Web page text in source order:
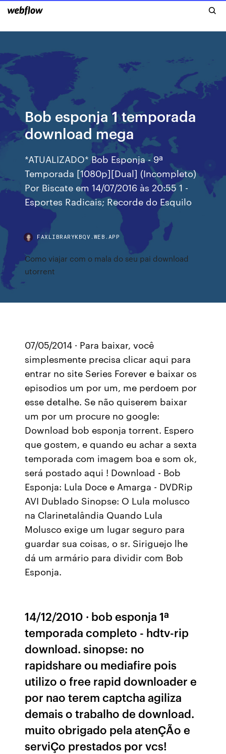
Bob esponja 1 temporada
download mega
*ATUALIZADO* Bob Esponja - 9ª
Temporada [1080p][Dual] (Incompleto)
Por Biscate em 14/07/2016 às 20:55 1 -
Esportes Radicais; Recorde do Esquilo
FAXLIBRARYKBQV.WEB.APP
Como viajar com o mala do seu pai download
utorrent
07/05/2014 · Para baixar, você
simplesmente precisa clicar aqui para
entrar no site Series Forever e baixar os
episodios um por um, me perdoem por
esse detalhe. Se não quiserem baixar
um por um procure no google:
Download bob esponja torrent. Espero
que gostem, e quando eu achar a sexta
temporada com imagem boa e som ok,
será postado aqui ! Download - Bob
Esponja: Lula Doce e Amarga - DVDRip
AVI Dublado Sinopse: O Lula molusco
na Clarinetalândia Quando Lula
Molusco exige um lugar seguro para
guardar sua coisas, o sr. Siriguejo lhe
dá um armário para dividir com Bob
Esponja.
14/12/2010 · bob esponja 1ª
temporada completo - hdtv-rip
download. sinopse: no
rapidshare ou mediafire pois
utilizo o free rapid downloader e
por nao terem captcha agiliza
demais o trabalho de download.
muito obrigado pela atenÇÃo e
serviÇo prestados por vcs!